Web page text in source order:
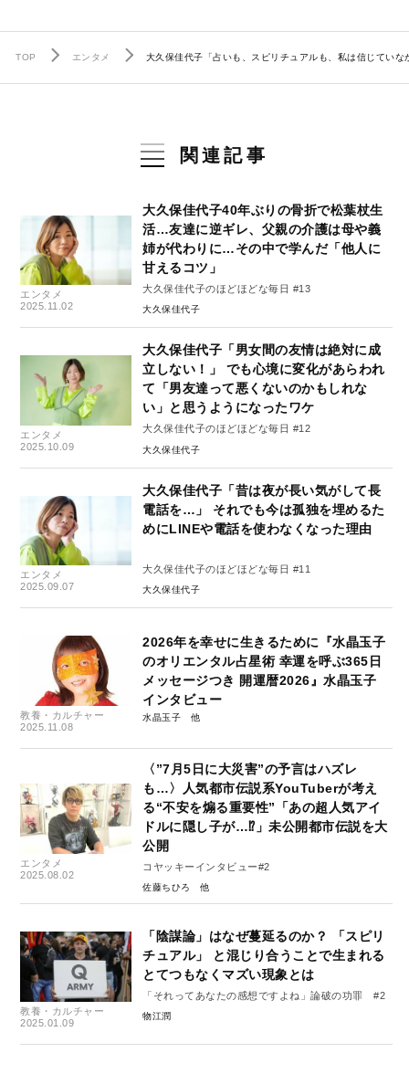
TOP エンタメ 大久保佳代子「占いも、スピリチュアルも、私は信じてい
関連記事
エンタメ
2025.11.02
大久保佳代子40年ぶりの骨折で松葉杖生
活…友達に逆ギレ、父親の介護は母や義
姉が代わりに…その中で学んだ「他人に
甘えるコツ」
大久保佳代子のほどほどな毎日 #13
大久保佳代子
エンタメ
2025.10.09
大久保佳代子「男女間の友情は絶対に成
立しない！」 でも心境に変化があらわれ
て「男友達って悪くないのかもしれな
い」と思うようになったワケ
大久保佳代子のほどほどな毎日 #12
大久保佳代子
エンタメ
2025.09.07
大久保佳代子「昔は夜が長い気がして長
電話を…」 それでも今は孤独を埋めるた
めにLINEや電話を使わなくなった理由
大久保佳代子のほどほどな毎日 #11
大久保佳代子
教養・カルチャー
2025.11.08
2026年を幸せに生きるために『水晶玉子
のオリエンタル占星術 幸運を呼ぶ365日
メッセージつき 開運暦2026』水晶玉子
インタビュー
水晶玉子
エンタメ
2025.08.02
〈”7月5日に大災害”の予言はハズレ
も…〉人気都市伝説系YouTuberが考え
る“不安を煽る重要性”「あの超人気アイ
ドルに隠し子が…⁉」未公開都市伝説を大
公開
コヤッキーインタビュー#2
佐藤ちひろ
教養・カルチャー
2025.01.09
「陰謀論」はなぜ蔓延るのか？ 「スピリ
チュアル」 と混じり合うことで生まれる
とてつもなくマズい現象とは
「それってあなたの感想ですよね」論破の功罪 #2
物江潤